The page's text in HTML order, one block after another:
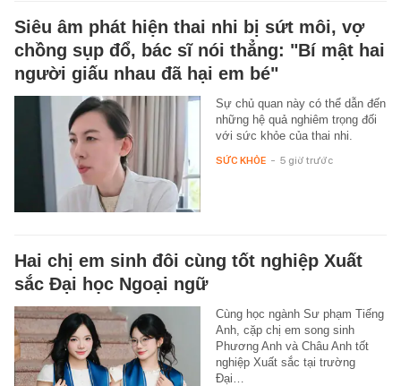
Siêu âm phát hiện thai nhi bị sứt môi, vợ
chồng sụp đổ, bác sĩ nói thẳng: "Bí mật hai
người giấu nhau đã hại em bé"
Sự chủ quan này có thể dẫn đến
những hệ quả nghiêm trọng đối
với sức khỏe của thai nhi.
SỨC KHỎE - 5 giờ trước
Hai chị em sinh đôi cùng tốt nghiệp Xuất
sắc Đại học Ngoại ngữ
Cùng học ngành Sư phạm Tiếng
Anh, cặp chị em song sinh
Phương Anh và Châu Anh tốt
nghiệp Xuất sắc tại trường
Đại…